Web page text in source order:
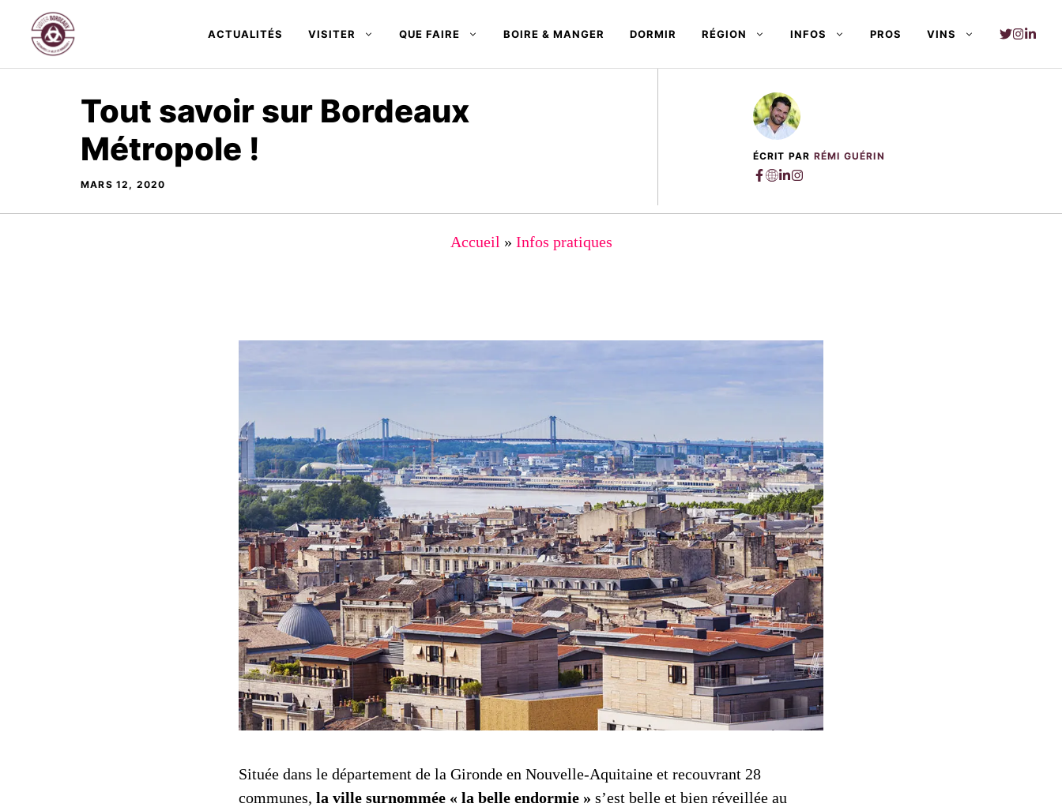
contenu
ACTUALITÉS VISITER QUE FAIRE BOIRE & MANGER DORMIR RÉGION INFOS PROS VINS
Tout savoir sur Bordeaux
Métropole !
MARS 12, 2020
ÉCRIT PAR RÉMI GUÉRIN
Accueil » Infos pratiques
Située dans le département de la Gironde en Nouvelle-Aquitaine et recouvrant 28
communes, la ville surnommée « la belle endormie » s’est belle et bien réveillée au